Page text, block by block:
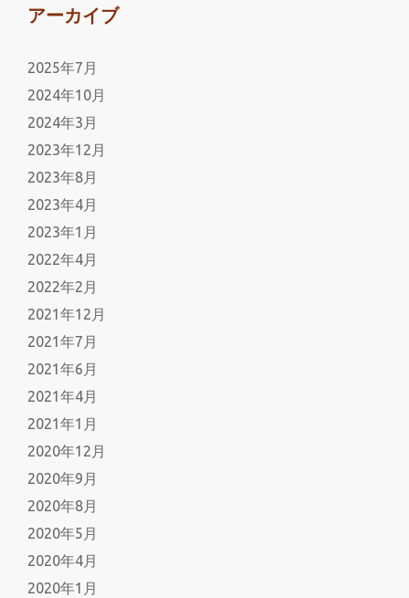
アーカイブ
2025年7月
2024年10月
2024年3月
2023年12月
2023年8月
2023年4月
2023年1月
2022年4月
2022年2月
2021年12月
2021年7月
2021年6月
2021年4月
2021年1月
2020年12月
2020年9月
2020年8月
2020年5月
2020年4月
2020年1月